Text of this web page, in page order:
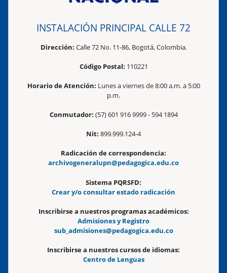
INSTALACIÓN PRINCIPAL CALLE 72
Dirección: Calle 72 No. 11-86, Bogotá, Colombia.
Código Postal: 110221
Horario de Atención: Lunes a viernes de 8:00 a.m. a 5:00
p.m.
Conmutador: (57) 601 916 9999 - 594 1894
Nit: 899.999.124-4
Radicación de correspondencia:
archivogeneralupn@pedagogica.edu.co
Sistema PQRSFD:
Crear y/o consultar estado radicación
Inscribirse a nuestros programas académicos:
Admisiones y Registro
sub_admisiones@pedagogica.edu.co
Inscribirse a nuestros cursos de idiomas:
Centro de Lenguas